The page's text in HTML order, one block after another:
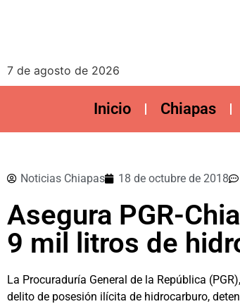
7 de agosto de 2026
Inicio Chiapas
Noticias Chiapas 18 de octubre de 2018
Asegura PGR-
9 mil litros de
La Procuraduría General de la República
delito de posesión ilícita de hidrocarburo,